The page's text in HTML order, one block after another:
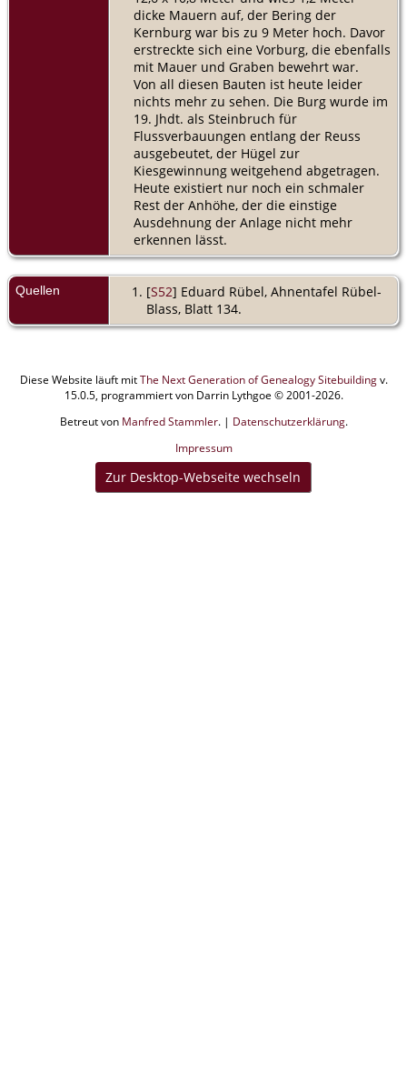
dicke Mauern auf, der Bering der
Kernburg war bis zu 9 Meter hoch. Davor
erstreckte sich eine Vorburg, die ebenfalls
mit Mauer und Graben bewehrt war.
Von all diesen Bauten ist heute leider
nichts mehr zu sehen. Die Burg wurde im
19. Jhdt. als Steinbruch für
Flussverbauungen entlang der Reuss
ausgebeutet, der Hügel zur
Kiesgewinnung weitgehend abgetragen.
Heute existiert nur noch ein schmaler
Rest der Anhöhe, der die einstige
Ausdehnung der Anlage nicht mehr
erkennen lässt.
Quellen [S52] Eduard Rübel, Ahnentafel Rübel-
Blass, Blatt 134.
Diese Website läuft mitThe Next Generation of Genealogy Sitebuildingv.
15.0.5, programmiert von Darrin Lythgoe © 2001-2026.
Betreut von Manfred Stammler. | Datenschutzerklärung.
Impressum
Zur Desktop-Webseite wechseln